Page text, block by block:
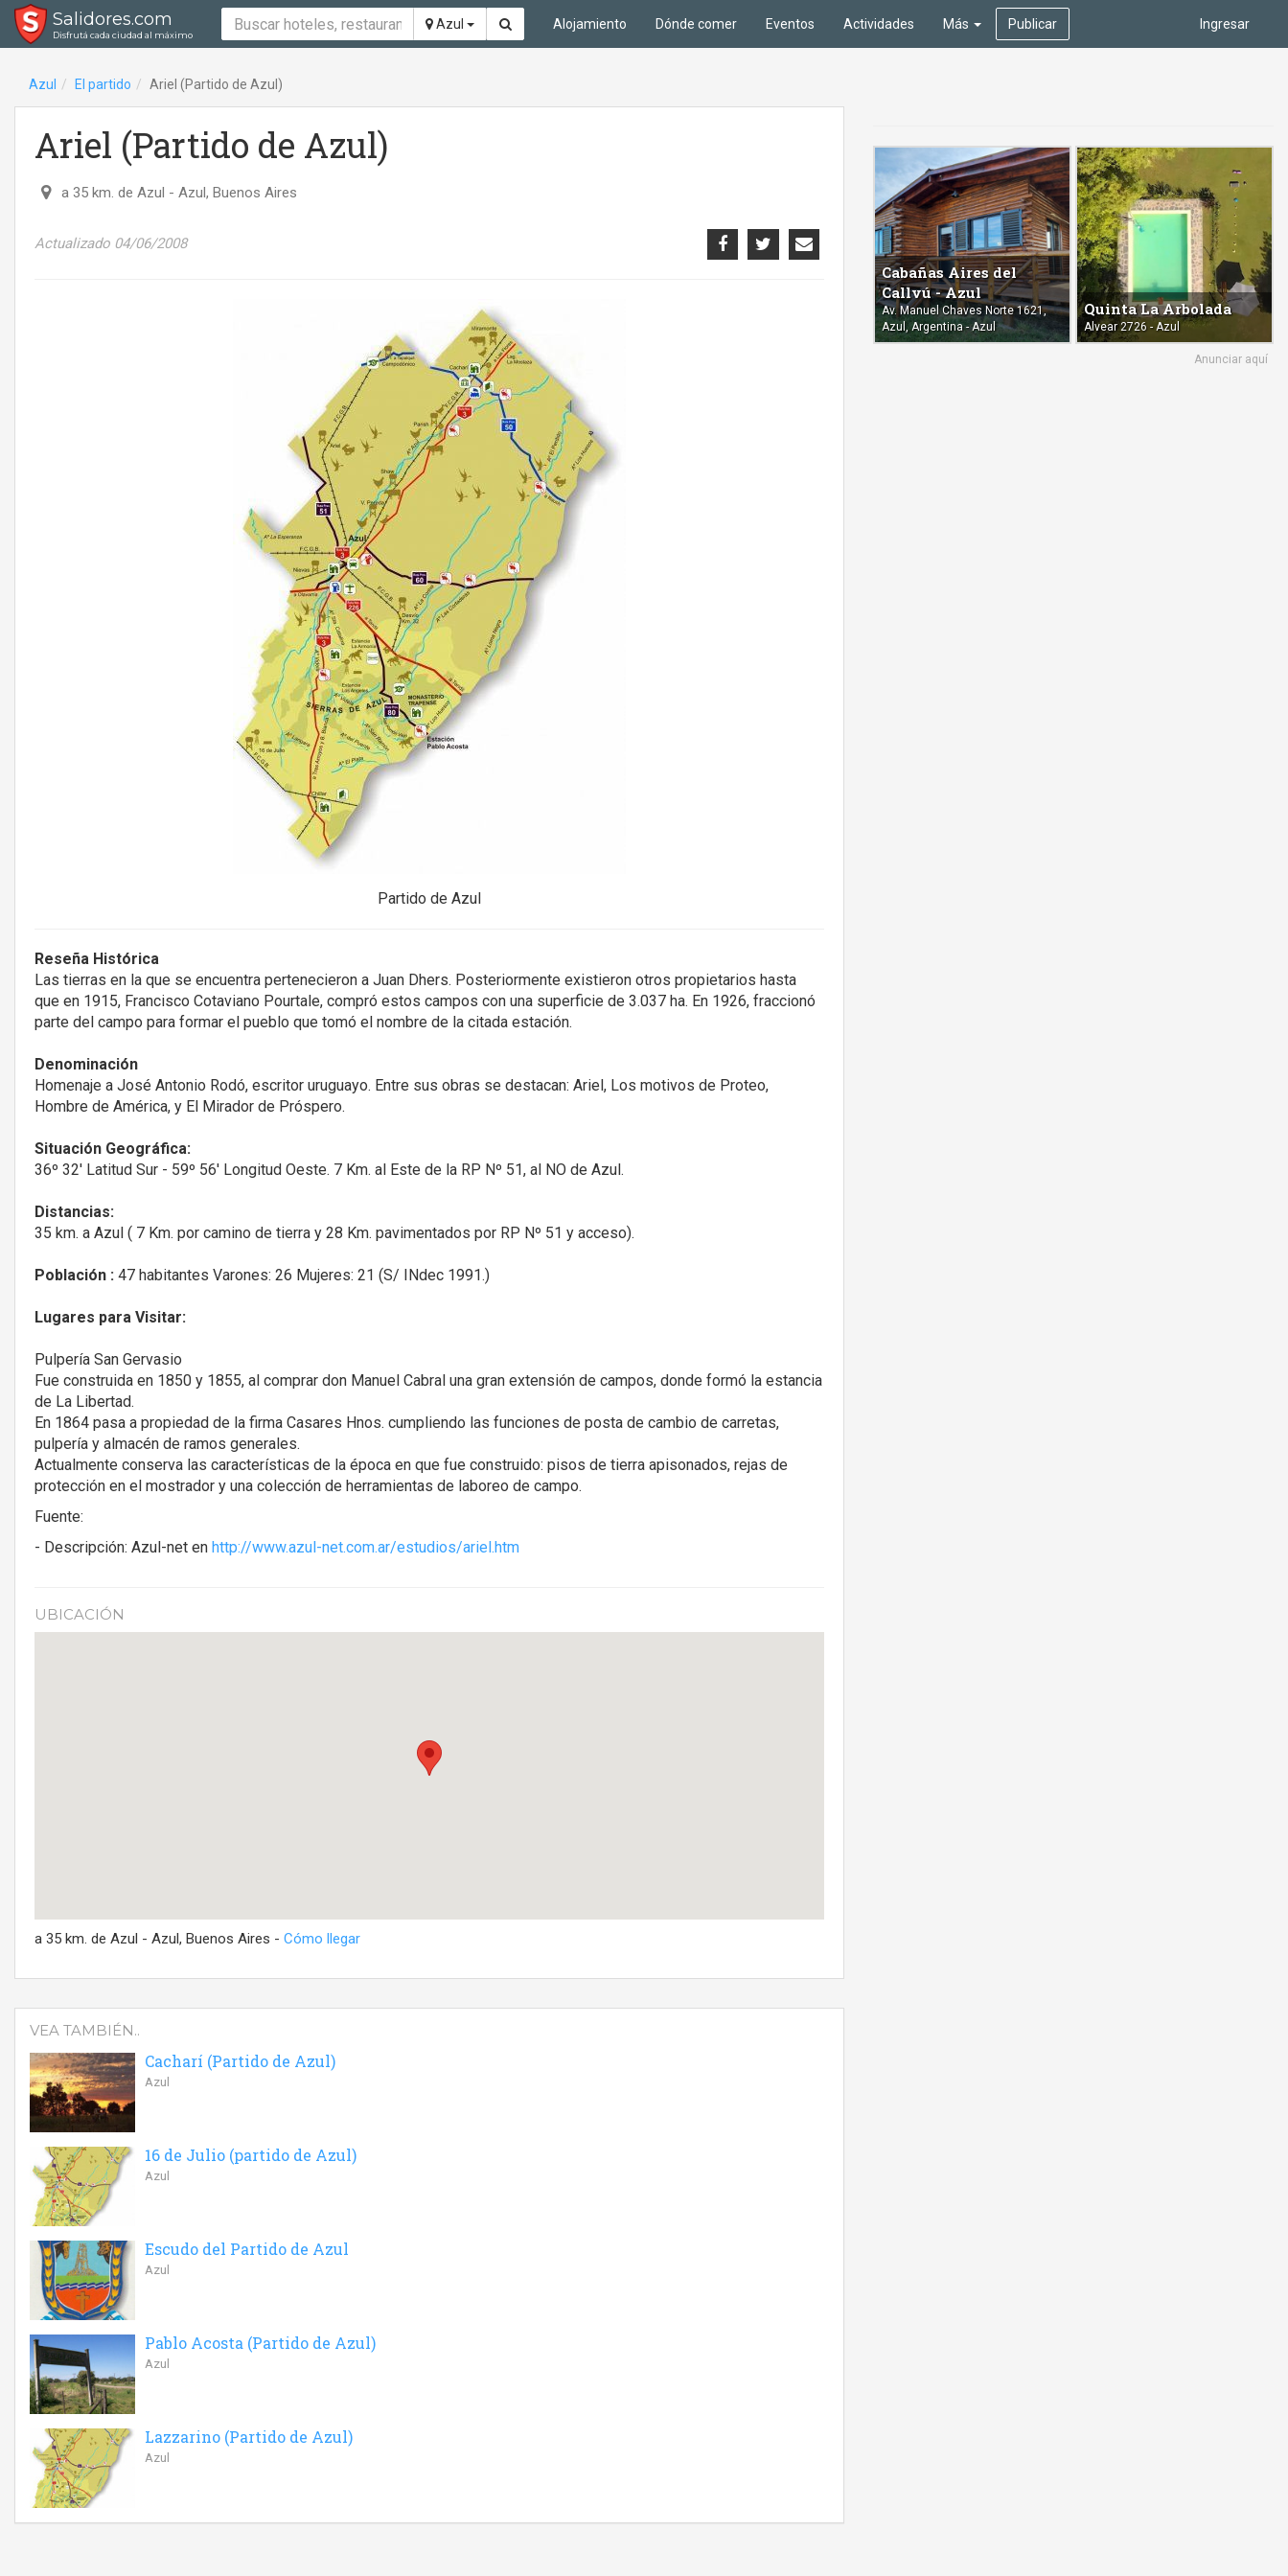
Salidores.com
Disfrutá cada ciudad al máximo
Azul Ingresar
Alojamiento Dónde comer Eventos Actividades Más Publicar
Azul El partido Ariel (Partido de Azul)
Ariel (Partido de Azul)
a 35 km. de Azul - Azul, Buenos Aires
Actualizado 04/06/2008
Partido de Azul
Reseña Histórica
Las tierras en la que se encuentra pertenecieron a Juan Dhers. Posteriormente existieron otros propietarios hasta
que en 1915, Francisco Cotaviano Pourtale, compró estos campos con una superficie de 3.037 ha. En 1926, fraccionó
parte del campo para formar el pueblo que tomó el nombre de la citada estación.
Denominación
Homenaje a José Antonio Rodó, escritor uruguayo. Entre sus obras se destacan: Ariel, Los motivos de Proteo,
Hombre de América, y El Mirador de Próspero.
Situación Geográfica:
36º 32' Latitud Sur - 59º 56' Longitud Oeste. 7 Km. al Este de la RP Nº 51, al NO de Azul.
Distancias:
35 km. a Azul ( 7 Km. por camino de tierra y 28 Km. pavimentados por RP Nº 51 y acceso).
Población : 47 habitantes Varones: 26 Mujeres: 21 (S/ INdec 1991.)
Lugares para Visitar:
Pulpería San Gervasio
Fue construida en 1850 y 1855, al comprar don Manuel Cabral una gran extensión de campos, donde formó la estancia
de La Libertad.
En 1864 pasa a propiedad de la firma Casares Hnos. cumpliendo las funciones de posta de cambio de carretas,
pulpería y almacén de ramos generales.
Actualmente conserva las características de la época en que fue construido: pisos de tierra apisonados, rejas de
protección en el mostrador y una colección de herramientas de laboreo de campo.
Fuente:
- Descripción: Azul-net en http://www.azul-net.com.ar/estudios/ariel.htm
UBICACIÓN
a 35 km. de Azul - Azul, Buenos Aires - Cómo llegar
VEA TAMBIÉN..
Cacharí (Partido de Azul)
Azul
16 de Julio (partido de Azul)
Azul
Escudo del Partido de Azul
Azul
Pablo Acosta (Partido de Azul)
Azul
Lazzarino (Partido de Azul)
Azul
Cabañas Aires del
Callvú - Azul
Av. Manuel Chaves Norte 1621,
Azul, Argentina - Azul
Quinta La Arbolada
Alvear 2726 - Azul
Anunciar aquí